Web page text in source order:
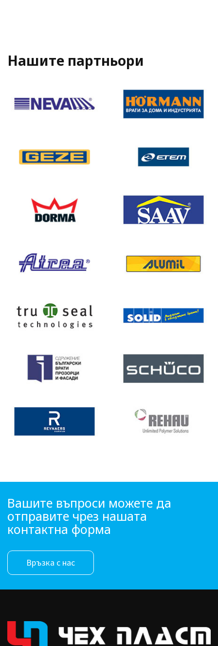
Нашите партньори
Вашите въпроси можете да
отправите чрез нашата
контактна форма
Връзка с нас